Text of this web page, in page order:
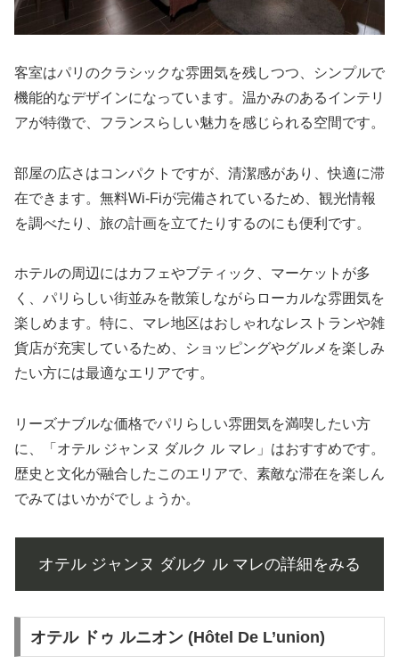
客室はパリのクラシックな雰囲気を残しつつ、シンプルで
機能的なデザインになっています。温かみのあるインテリ
アが特徴で、フランスらしい魅力を感じられる空間です。
部屋の広さはコンパクトですが、清潔感があり、快適に滞
在できます。無料Wi-Fiが完備されているため、観光情報
を調べたり、旅の計画を立てたりするのにも便利です。
ホテルの周辺にはカフェやブティック、マーケットが多
く、パリらしい街並みを散策しながらローカルな雰囲気を
楽しめます。特に、マレ地区はおしゃれなレストランや雑
貨店が充実しているため、ショッピングやグルメを楽しみ
たい方には最適なエリアです。
リーズナブルな価格でパリらしい雰囲気を満喫したい方
に、「オテル ジャンヌ ダルク ル マレ」はおすすめです。
歴史と文化が融合したこのエリアで、素敵な滞在を楽しん
でみてはいかがでしょうか。
オテル ジャンヌ ダルク ル マレの詳細をみる
オテル ドゥ ルニオン (Hôtel De L’union)